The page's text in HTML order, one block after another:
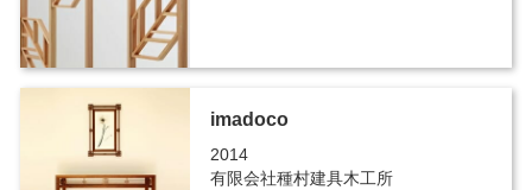
imadoco
2014
有限会社種村建具木工所